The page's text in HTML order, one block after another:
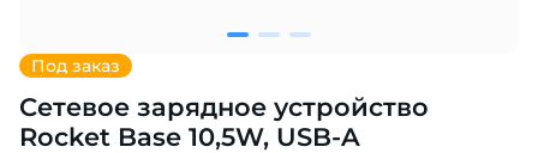
Под заказ
Сетевое зарядное устройство
Rocket Base 10,5W, USB-A
% картой любого банка
Получайте товар
выбранный способом